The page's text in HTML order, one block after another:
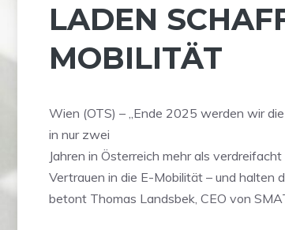
LADEN
MOBILITÄT
Wien (OTS) – „Ende 2025 werden wir
in nur zwei
Jahren in Österreich mehr als
Vertrauen in die E-Mobilität – und halten
betont Thomas Landsbek, CEO von